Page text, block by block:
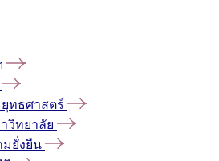
ทธศาสตร์
วิทยาลัย
มยั่งยืน